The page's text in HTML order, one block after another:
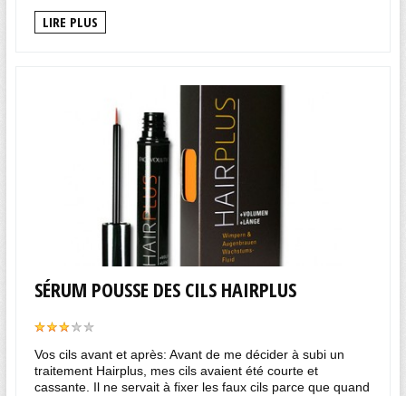
LIRE PLUS
SÉRUM POUSSE DES CILS HAIRPLUS
Vos cils avant et après: Avant de me décider à subi un
traitement Hairplus, mes cils avaient été courte et
cassante. Il ne servait à fixer les faux cils parce que quand